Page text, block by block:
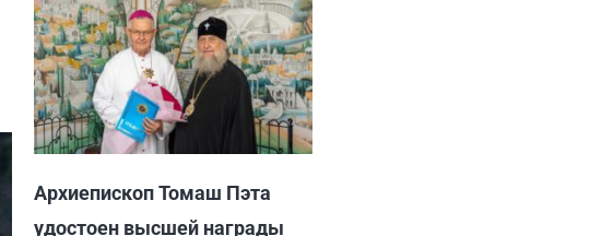
Архиепископ Томаш Пэта
удостоен высшей награды